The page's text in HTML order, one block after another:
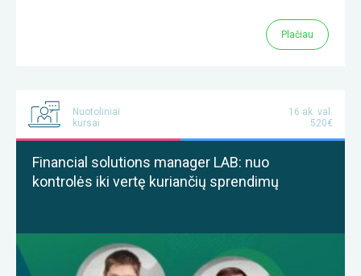
Plačiau
Nuotoliniai
kursai
16 ak. val.
520€
Financial solutions manager LAB: nuo
kontrolės iki vertę kuriančių sprendimų